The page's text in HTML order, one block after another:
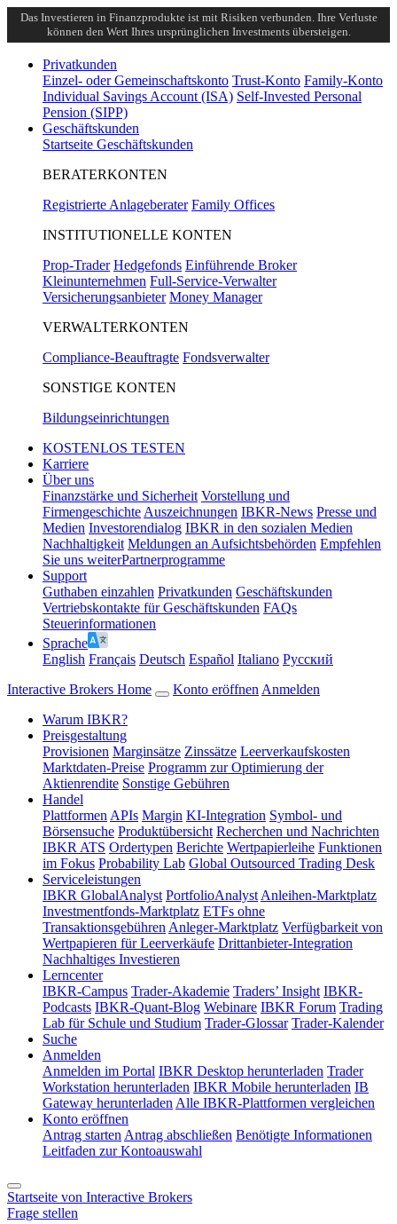
Das Investieren in Finanzprodukte ist mit Risiken verbunden. Ihre Verluste
können den Wert Ihres ursprünglichen Investments übersteigen.
Privatkunden
Einzel- oder Gemeinschaftskonto Trust-Konto Family-Konto
Individual Savings Account (ISA) Self-Invested Personal
Pension (SIPP)
Geschäftskunden
Startseite Geschäftskunden
BERATERKONTEN
Registrierte Anlageberater Family Offices
INSTITUTIONELLE KONTEN
Prop-Trader Hedgefonds Einführende Broker
Kleinunternehmen Full-Service-Verwalter
Versicherungsanbieter Money Manager
VERWALTERKONTEN
Compliance-Beauftragte Fondsverwalter
SONSTIGE KONTEN
Bildungseinrichtungen
KOSTENLOS TESTEN
Karriere
Über uns
Finanzstärke und Sicherheit Vorstellung und
Firmengeschichte Auszeichnungen IBKR-News Presse und
Medien Investorendialog IBKR in den sozialen Medien
Nachhaltigkeit Meldungen an Aufsichtsbehörden Empfehlen
Sie uns weiterPartnerprogramme
Support
Guthaben einzahlen Privatkunden Geschäftskunden
Vertriebskontakte für Geschäftskunden FAQs
Steuerinformationen
Sprache
English Français Deutsch Español Italiano Pусский
Interactive Brokers Home
Konto eröffnen Anmelden
Warum IBKR?
Preisgestaltung
Provisionen Marginsätze Zinssätze Leerverkaufskosten
Marktdaten-Preise Programm zur Optimierung der
Aktienrendite Sonstige Gebühren
Handel
Plattformen APIs Margin KI-Integration Symbol- und
Börsensuche Produktübersicht Recherchen und Nachrichten
IBKR ATS Ordertypen Berichte Wertpapierleihe Funktionen
im Fokus Probability Lab Global Outsourced Trading Desk
Serviceleistungen
IBKR GlobalAnalyst PortfolioAnalyst Anleihen-Marktplatz
Investmentfonds-Marktplatz ETFs ohne
Transaktionsgebühren Anleger-Marktplatz Verfügbarkeit von
Wertpapieren für Leerverkäufe Drittanbieter-Integration
Nachhaltiges Investieren
Lerncenter
IBKR-Campus Trader-Akademie Traders’ Insight IBKR-
Podcasts IBKR-Quant-Blog Webinare IBKR Forum Trading
Lab für Schule und Studium Trader-Glossar Trader-Kalender
Suche
Anmelden
Anmelden im Portal IBKR Desktop herunterladen Trader
Workstation herunterladen IBKR Mobile herunterladen IB
Gateway herunterladen Alle IBKR-Plattformen vergleichen
Konto eröffnen
Antrag starten Antrag abschließen Benötigte Informationen
Leitfaden zur Kontoauswahl
Startseite von Interactive Brokers
Frage stellen